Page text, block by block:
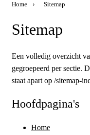
Home › Sitemap
Sitemap
Een volledig overzicht
gegroepeerd per sectie.
staat apart op /sitemap-
Hoofdpagina's
Home